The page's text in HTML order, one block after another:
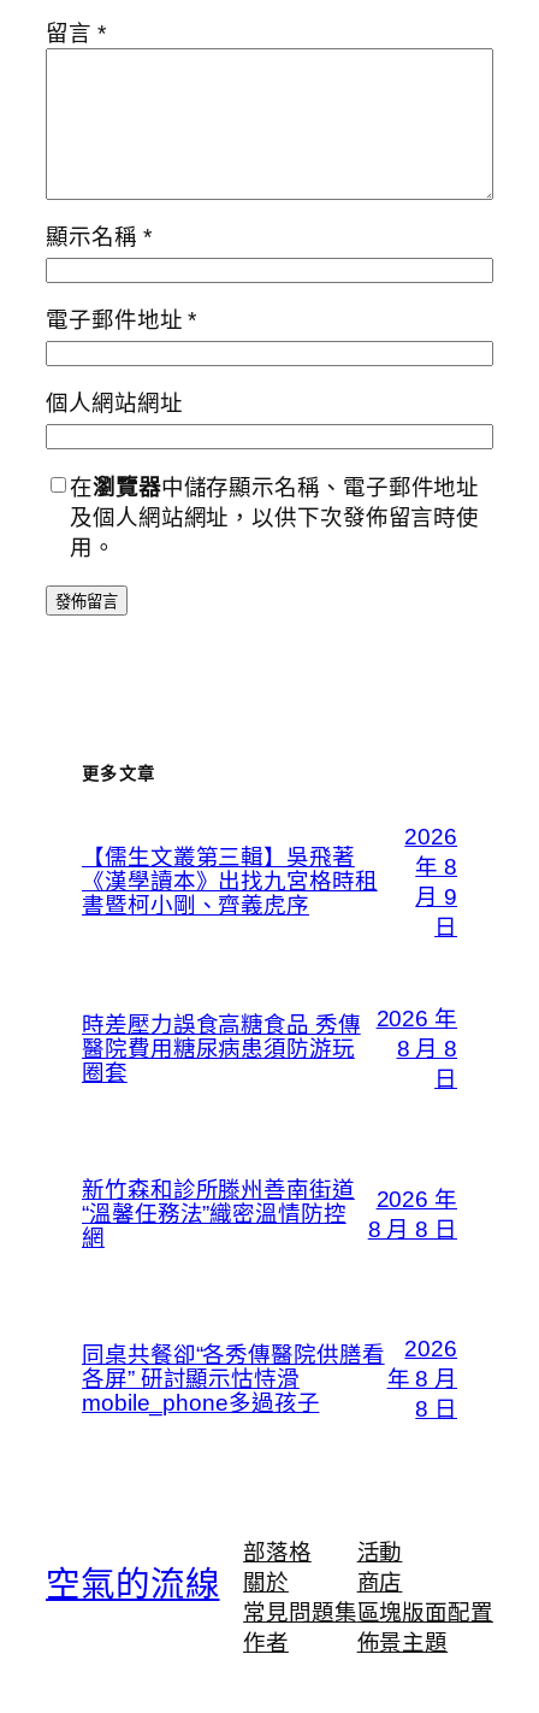
留言 *
顯示名稱 *
電子郵件地址*
個人網站網址
在瀏覽器中儲存顯示名稱、電子郵件地址
及個人網站網址，以供下次發佈留言時使
用。
更多文章
【儒生文叢第三輯】吳飛著
《漢學讀本》出找九宮格時租
書暨柯小剛、齊義虎序
2026
年 8
月 9
日
時差壓力誤食高糖食品 秀傳
醫院費用糖尿病患須防游玩
圈套
2026 年
8 月 8
日
新竹森和診所滕州善南街道
“溫馨任務法”織密溫情防控
網
2026 年
8 月 8 日
同桌共餐卻“各秀傳醫院供膳看
各屏” 研討顯示怙恃滑
mobile_phone多過孩子
2026
年 8 月
8 日
空氣的流線
部落格
關於
常見問題集
作者
活動
商店
區塊版面配置
佈景主題